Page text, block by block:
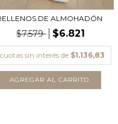
DE ALMOHADÓN
$7.579 $6.821
cuotas sin interés de $1.136,83
AGREGAR AL CARRITO